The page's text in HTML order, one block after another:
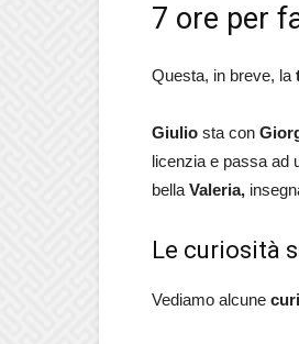
7 ore per
Questa, in breve, la
Giulio sta con
licenzia e passa ad
bella Valeria,
Le curiosità
Vediamo alcune